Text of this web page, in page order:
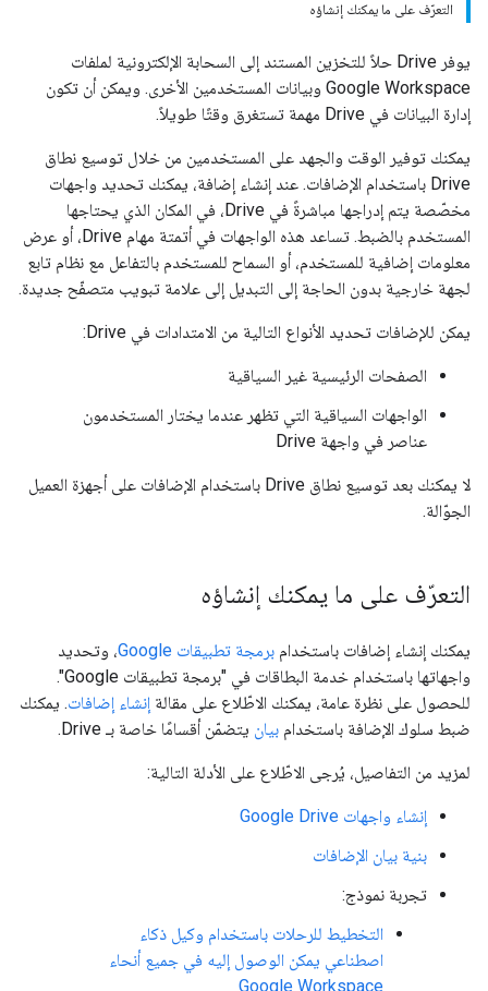
التعرّف على ما يمكنك إنشاؤه
يوفر Drive حلاً للتخزين المستند إلى السحابة الإلكترونية لملفات
Google Workspace وبيانات المستخدمين الأخرى. ويمكن أن تكون
إدارة البيانات في Drive مهمة تستغرق وقتًا طويلاً.
يمكنك توفير الوقت والجهد على المستخدمين من خلال توسيع نطاق
Drive باستخدام الإضافات. عند إنشاء إضافة، يمكنك تحديد واجهات
مخصّصة يتم إدراجها مباشرةً في Drive، في المكان الذي يحتاجها
المستخدم بالضبط. تساعد هذه الواجهات في أتمتة مهام Drive، أو عرض
معلومات إضافية للمستخدم، أو السماح للمستخدم بالتفاعل مع نظام تابع
لجهة خارجية بدون الحاجة إلى التبديل إلى علامة تبويب متصفّح جديدة.
يمكن للإضافات تحديد الأنواع التالية من الامتدادات في Drive:
الصفحات الرئيسية غير السياقية
الواجهات السياقية التي تظهر عندما يختار المستخدمون
عناصر في واجهة Drive
لا يمكنك بعد توسيع نطاق Drive باستخدام الإضافات على أجهزة العميل
الجوّالة.
التعرّف على ما يمكنك إنشاؤه
يمكنك إنشاء إضافات باستخدام برمجة تطبيقات Google
، وتحديد
واجهاتها باستخدام خدمة البطاقات في "برمجة تطبيقات Google"
.
للحصول على نظرة عامة، يمكنك الاطّلاع على مقالة إنشاء إضافات. يمكنك
ضبط سلوك الإضافة باستخدام بيان يتضمّن أقسامًا خاصة بـ Drive.
لمزيد من التفاصيل، يُرجى الاطّلاع على الأدلة التالية:
إنشاء واجهات Google Drive
بنية بيان الإضافات
تجربة نموذج:
التخطيط للرحلات باستخدام وكيل ذكاء
اصطناعي يمكن الوصول إليه في جميع أنحاء
Google Workspace